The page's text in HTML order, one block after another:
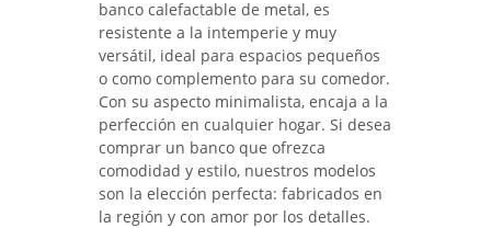
banco calefactable de metal, es
resistente a la intemperie y muy
versátil, ideal para espacios pequeños
o como complemento para su comedor.
Con su aspecto minimalista, encaja a la
perfección en cualquier hogar. Si desea
comprar un banco que ofrezca
comodidad y estilo, nuestros modelos
son la elección perfecta: fabricados en
la región y con amor por los detalles.